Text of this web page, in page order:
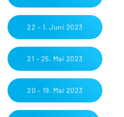
22 – 1. Juni 2023
21 – 25. Mai 2023
20 – 19. Mai 2023